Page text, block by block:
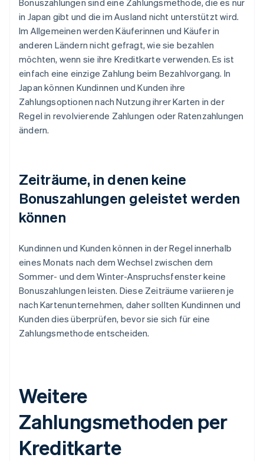
Bonuszahlungen sind eine Zahlungsmethode, die es nur
in Japan gibt und die im Ausland nicht unterstützt wird.
Im Allgemeinen werden Käuferinnen und Käufer in
anderen Ländern nicht gefragt, wie sie bezahlen
möchten, wenn sie ihre Kreditkarte verwenden. Es ist
einfach eine einzige Zahlung beim Bezahlvorgang. In
Japan können Kundinnen und Kunden ihre
Zahlungsoptionen nach Nutzung ihrer Karten in der
Regel in revolvierende Zahlungen oder Ratenzahlungen
ändern.
Zeiträume, in denen keine
Bonuszahlungen geleistet werden
können
Kundinnen und Kunden können in der Regel innerhalb
eines Monats nach dem Wechsel zwischen dem
Sommer- und dem Winter-Anspruchsfenster keine
Bonuszahlungen leisten. Diese Zeiträume variieren je
nach Kartenunternehmen, daher sollten Kundinnen und
Kunden dies überprüfen, bevor sie sich für eine
Zahlungsmethode entscheiden.
Weitere
Zahlungsmethoden per
Kreditkarte